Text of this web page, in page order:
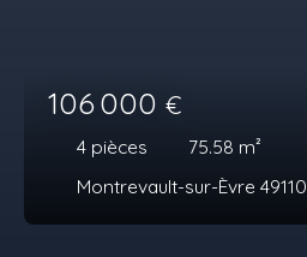
106 000 €
4 pièces 75.58 m²
Montrevault-sur-Èvre 49110